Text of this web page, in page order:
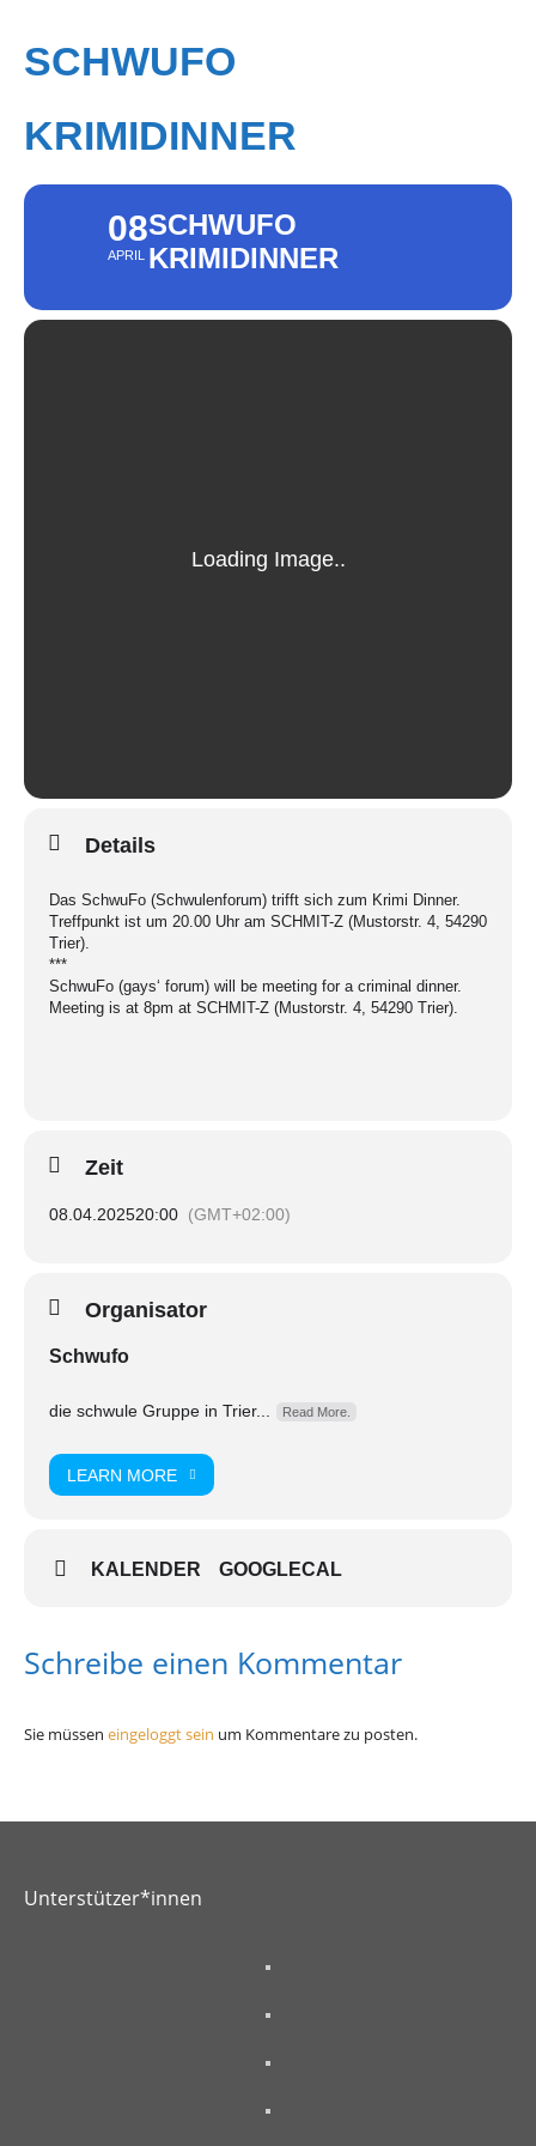
SCHWUFO
KRIMIDINNER
08
APRIL
SCHWUFO
KRIMIDINNER
Details
Das SchwuFo (Schwulenforum) trifft sich zum Krimi Dinner.
Treffpunkt ist um 20.00 Uhr am SCHMIT-Z (Mustorstr. 4, 54290
Trier).
***
SchwuFo (gays‘ forum) will be meeting for a criminal dinner.
Meeting is at 8pm at SCHMIT-Z (Mustorstr. 4, 54290 Trier).
Zeit
08.04.202520:00 (GMT+02:00)
Organisator
Schwufo
die schwule Gruppe in Trier... Read More.
LEARN MORE
KALENDER GOOGLECAL
Schreibe einen Kommentar
Sie müssen eingeloggt sein um Kommentare zu posten.
Unterstützer*innen